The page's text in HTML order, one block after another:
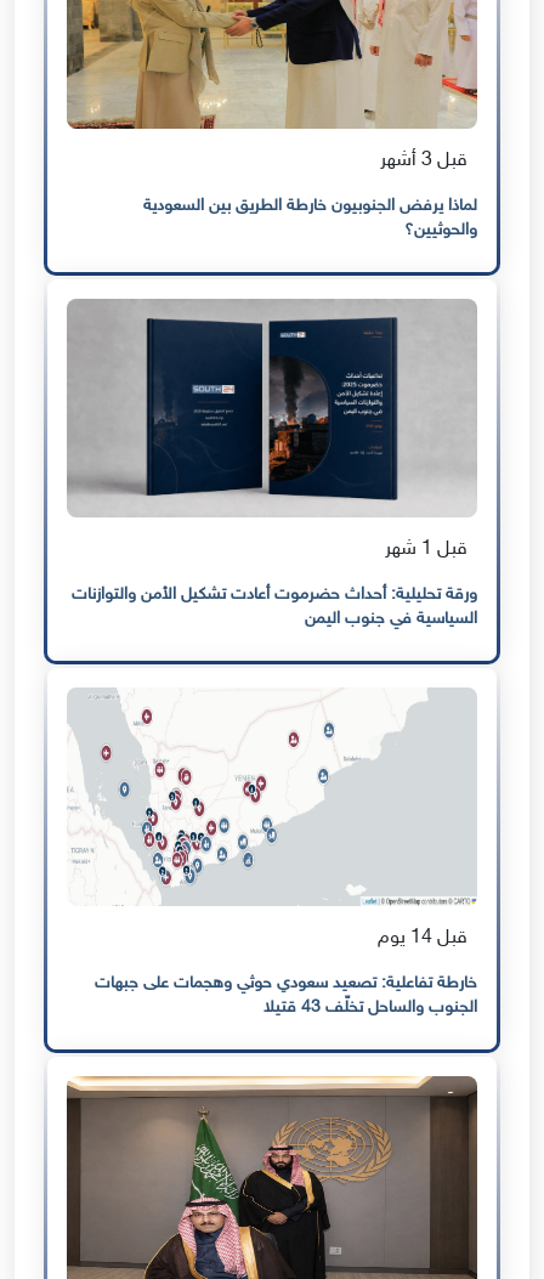
قبل 3 أشهر
لماذا يرفض الجنوبيون خارطة الطريق بين السعودية
والحوثيين؟
قبل 1 شهر
ورقة تحليلية: أحداث حضرموت أعادت تشكيل الأمن والتوازنات
السياسية في جنوب اليمن
قبل 14 يوم
خارطة تفاعلية: تصعيد سعودي حوثي وهجمات على جبهات
الجنوب والساحل تخلّف 43 قتيلا